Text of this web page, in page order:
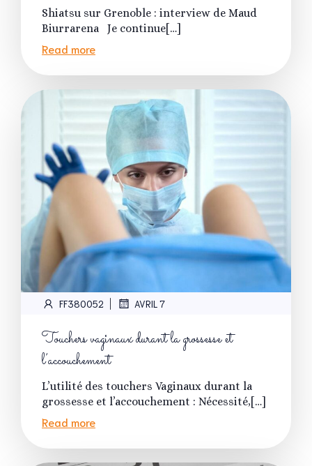
Shiatsu sur Grenoble : interview de Maud
Biurrarena Je continue[…]
Read more
FF380052 | AVRIL 7
Touchers vaginaux durant la grossesse et
l’accouchement
L’utilité des touchers Vaginaux durant la
grossesse et l’accouchement : Nécessité,[…]
Read more